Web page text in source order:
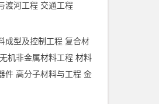
渡河工程 交通工程
成型及控制工程 复合材
无机非金属材料工程 材料
件 高分子材料与工程 金